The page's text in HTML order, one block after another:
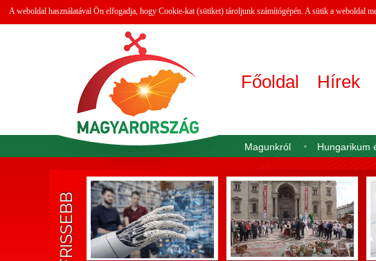
A weboldal használatával Ön elfogadja, hogy Cookie-kat (sütiket) tároljunk számítógépén. A sütik a weboldal
Főoldal Hírek
Magunkról Hungarikum